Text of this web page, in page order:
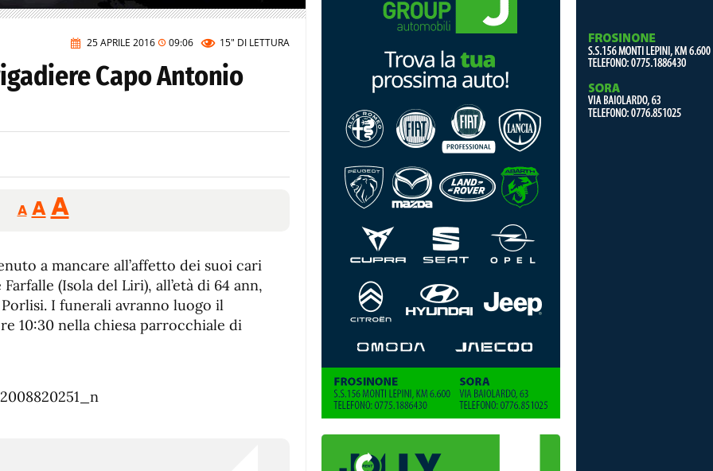
25 APRILE 2016 09:06 15" DI LETTURA
Capo Antonio
A
Reducir
tamaño
A Restablecer
tamaño
fuente
AAumentar
de
fuente.
a mancare all’affetto dei suoi cari
(Isola del Liri), all’età di 64 ann,
I funerali avranno luogo il
10:30 nella chiesa parrocchiale di